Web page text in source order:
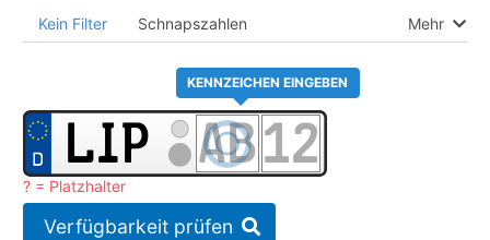
Kein Filter Schnapszahlen Mehr
KENNZEICHEN EINGEBEN
? = Platzhalter
Verfügbarkeit prüfen